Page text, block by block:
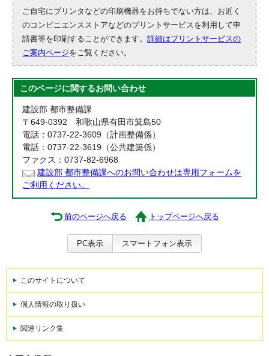
ご自宅にプリンタなどの印刷機器をお持ちでない方は、お近く
のコンビニエンスストアなどのプリントサービスを利用して申
請書等を印刷することができます。詳細はプリントサービスの
ご案内ページをご覧ください。
このページに関するお問い合わせ
建設部 都市整備課
〒649-0392 和歌山県有田市箕島50
電話：0737-22-3609（計画整備係）
電話：0737-22-3619（公共建築係）
ファクス：0737-82-6968
建設部 都市整備課へのお問い合わせは専用フォームを
ご利用ください。
前のページへ戻る トップページへ戻る
PC表示 スマートフォン表示
このサイトについて
個人情報の取り扱い
関連リンク集